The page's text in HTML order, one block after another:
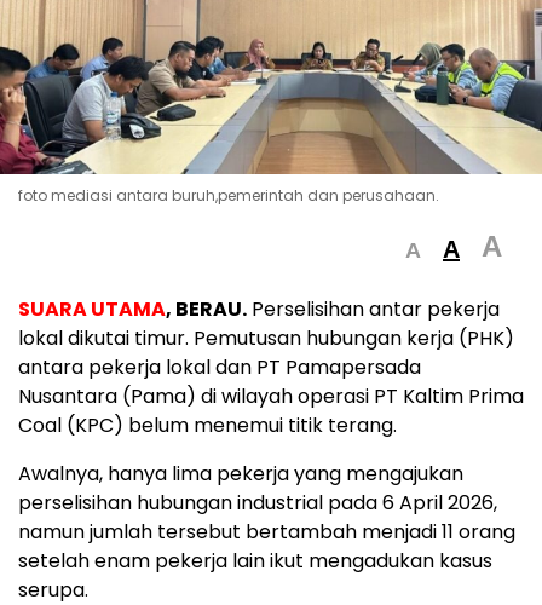
foto mediasi antara buruh,pemerintah dan perusahaan.
A A A
SUARA UTAMA, BERAU. Perselisihan antar pekerja
lokal dikutai timur. Pemutusan hubungan kerja (PHK)
antara pekerja lokal dan PT Pamapersada
Nusantara (Pama) di wilayah operasi PT Kaltim Prima
Coal (KPC) belum menemui titik terang.
Awalnya, hanya lima pekerja yang mengajukan
perselisihan hubungan industrial pada 6 April 2026,
namun jumlah tersebut bertambah menjadi 11 orang
setelah enam pekerja lain ikut mengadukan kasus
serupa.